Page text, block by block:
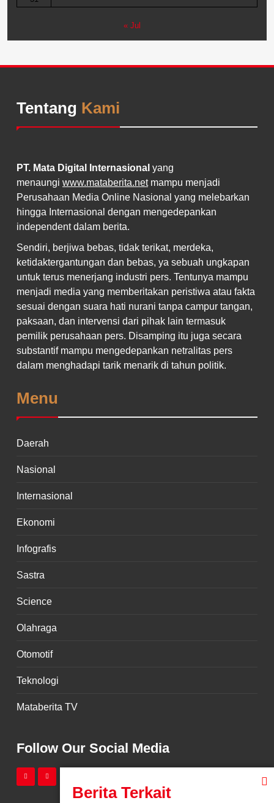
Berita Terkait
« Jul
Tentang Kami
PT. Mata Digital Internasional yang
menaungi www.mataberita.netmampu menjadi
Perusahaan Media Online Nasional yang melebarkan
hingga Internasional dengan mengedepankan
independent dalam berita.
Sendiri, berjiwa bebas, tidak terikat, merdeka,
ketidaktergantungan dan bebas, ya sebuah ungkapan
untuk terus menerjang industri pers. Tentunya mampu
menjadi media yang memberitakan peristiwa atau fakta
sesuai dengan suara hati nurani tanpa campur tangan,
paksaan, dan intervensi dari pihak lain termasuk
pemilik perusahaan pers. Disamping itu juga secara
substantif mampu mengedepankan netralitas pers
dalam menghadapi tarik menarik di tahun politik.
Menu
Daerah
Nasional
Internasional
Ekonomi
Infografis
Sastra
Science
Olahraga
Otomotif
Teknologi
Mataberita TV
Follow Our Social Media